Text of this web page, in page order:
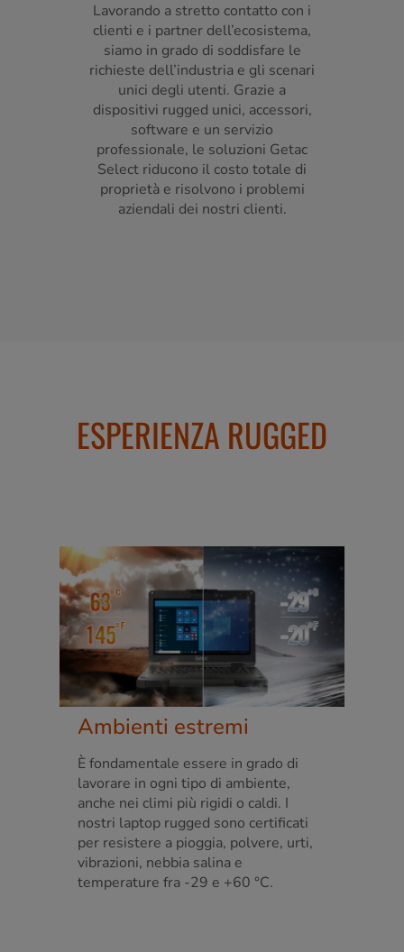
Lavorando a stretto contatto con i
clienti e i partner dell’ecosistema,
siamo in grado di soddisfare le
richieste dell’industria e gli scenari
unici degli utenti. Grazie a
dispositivi rugged unici, accessori,
software e un servizio
professionale, le soluzioni Getac
Select riducono il costo totale di
proprietà e risolvono i problemi
aziendali dei nostri clienti.
ESPERIENZA RUGGED
Ambienti estremi
È fondamentale essere in grado di
lavorare in ogni tipo di ambiente,
anche nei climi più rigidi o caldi. I
nostri laptop rugged sono certificati
per resistere a pioggia, polvere, urti,
vibrazioni, nebbia salina e
temperature fra -29 e +60 °C.